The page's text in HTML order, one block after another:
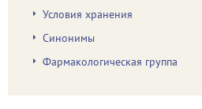
Условия хранения
Синонимы
Фармакологическая группа